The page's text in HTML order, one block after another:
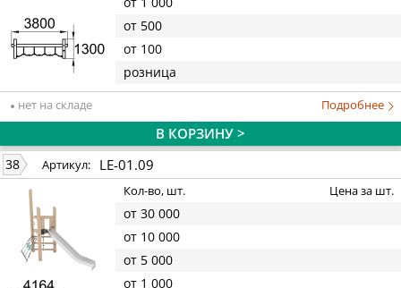
от 500
от 100
розница
нет на складе Подробнее
В КОРЗИНУ >
38 Артикул: LE-01.09
Кол-во, шт. Цена за шт.
от 30 000
от 10 000
от 5 000
от 1 000